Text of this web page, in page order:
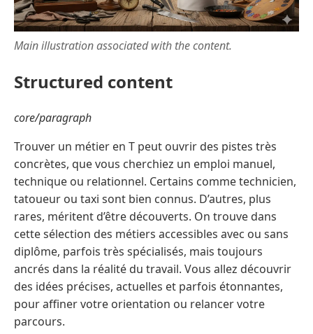
Main illustration associated with the content.
Structured content
core/paragraph
Trouver un métier en T peut ouvrir des pistes très
concrètes, que vous cherchiez un emploi manuel,
technique ou relationnel. Certains comme technicien,
tatoueur ou taxi sont bien connus. D’autres, plus
rares, méritent d’être découverts. On trouve dans
cette sélection des métiers accessibles avec ou sans
diplôme, parfois très spécialisés, mais toujours
ancrés dans la réalité du travail. Vous allez découvrir
des idées précises, actuelles et parfois étonnantes,
pour affiner votre orientation ou relancer votre
parcours.